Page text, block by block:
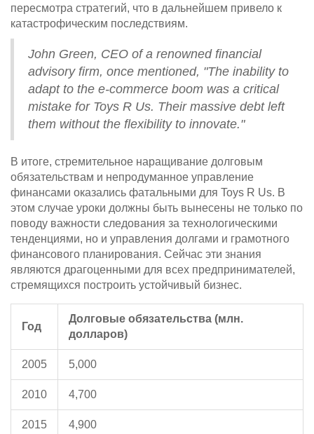
пересмотра стратегий, что в дальнейшем привело к
катастрофическим последствиям.
John Green, CEO of a renowned financial
advisory firm, once mentioned, "The inability to
adapt to the e-commerce boom was a critical
mistake for Toys R Us. Their massive debt left
them without the flexibility to innovate."
В итоге, стремительное наращивание долговым
обязательствам и непродуманное управление
финансами оказались фатальными для Toys R Us. В
этом случае уроки должны быть вынесены не только по
поводу важности следования за технологическими
тенденциями, но и управления долгами и грамотного
финансового планирования. Сейчас эти знания
являются драгоценными для всех предпринимателей,
стремящихся построить устойчивый бизнес.
Год
Долговые обязательства (млн.
долларов)
2005 5,000
2010 4,700
2015 4,900